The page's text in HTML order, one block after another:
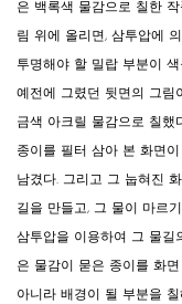
은 백록색 물감으로 칠한
림 위에 올리면, 삼투압에
투명해야 할 밀랍 부분이
예전에 그렸던 뒷면의 그림
금색 아크릴 물감으로 칠
종이를 필터 삼아 본 화면
남겼다. 그리고 그 눕혀진
길을 만들고, 그 물이 마르
삼투압을 이용하여 그 물길
은 물감이 묻은 종이를 화
아니라 배경이 될 부분을